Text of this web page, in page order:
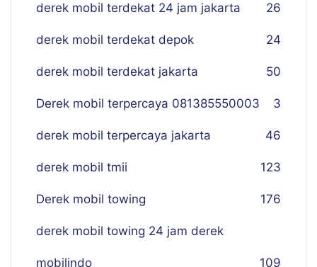
derek mobil terdekat 24 jam jakarta 26
derek mobil terdekat depok 24
derek mobil terdekat jakarta 50
Derek mobil terpercaya 081385550003 3
derek mobil terpercaya jakarta 46
derek mobil tmii 123
Derek mobil towing 176
derek mobil towing 24 jam derek
mobilindo 109